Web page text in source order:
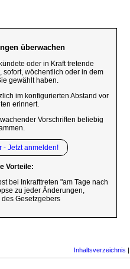
überwachen
oder in Kraft tretende
sofort, wöchentlich oder in dem
gewählt haben.
im konfigurierten Abstand vor
erinnert.
Vorschriften beliebig
- Jetzt anmelden!
Vorteile:
bei Inkrafttreten "am Tage nach
zu jeder Änderungen,
Gesetzgebers
Inhaltsverzeichnis |